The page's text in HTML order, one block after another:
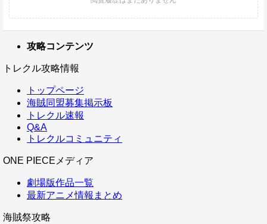
攻略コンテンツ
トレクル攻略情報
トップページ
海賊同盟募集掲示板
トレクル速報
Q&A
トレクルコミュニティ
ONE PIECEメディア
劇場版作品一覧
最新アニメ情報まとめ
海賊祭攻略